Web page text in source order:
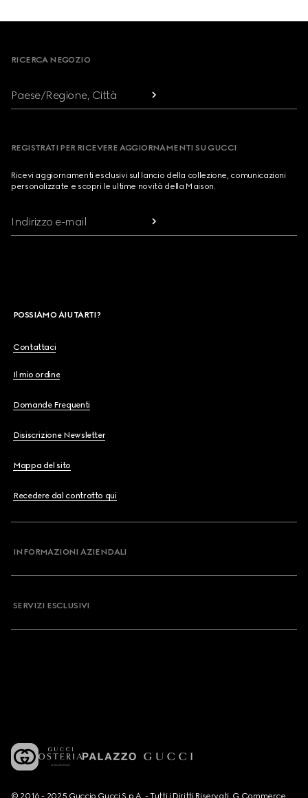
Footer
RICERCA NEGOZIO
Paese/Regione, Città
REGISTRATI PER RICEVERE AGGIORNAMENTI SU GUCCI
Ricevi aggiornamenti esclusivi sul lancio della collezione, comunicazioni
personalizzate e scopri le ultime novità della Maison.
Indirizzo e-mail
POSSIAMO AIUTARTI?
Contattaci
Il mio ordine
Domande Frequenti
Disiscrizione Newsletter
Mappa del sito
Recedere dal contratto qui
INFORMAZIONI AZIENDALI
SERVIZI ESCLUSIVI
© 2016 - 2025 Guccio Gucci S.p.A. - Tutti i Diritti Riservati. G Commerce